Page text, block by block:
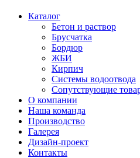
Каталог
Бетон и раствор
Брусчатка
Бордюр
ЖБИ
Кирпич
Системы водоотвода
Сопутствующие
О компании
Наша команда
Производство
Галерея
Дизайн-проект
Контакты